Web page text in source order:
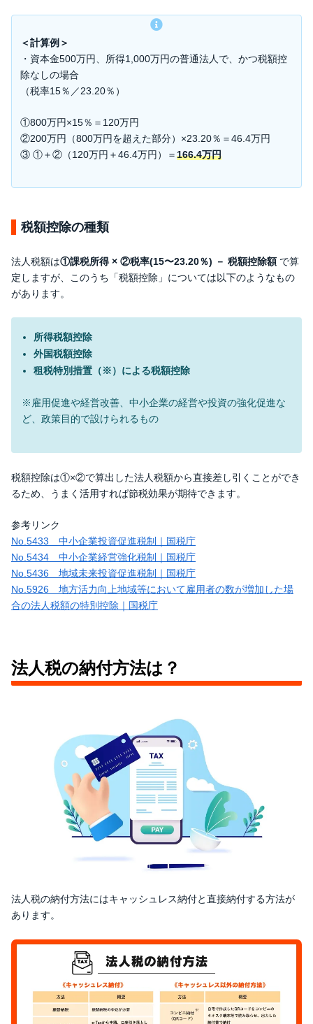
＜計算例＞
・資本金500万円、所得1,000万円の普通法人で、かつ税額控
除なしの場合
（税率15％／23.20％）
①800万円×15％＝120万円
②200万円（800万円を超えた部分）×23.20％＝46.4万円
③ ①＋②（120万円＋46.4万円）＝166.4万円
税額控除の種類
法人税額は①課税所得 × ②税率(15〜23.20％) － 税額控除額で算
定しますが、このうち「税額控除」については以下のようなもの
があります。
所得税額控除
外国税額控除
租税特別措置（※）による税額控除
※雇用促進や経営改善、中小企業の経営や投資の強化促進な
ど、政策目的で設けられるもの
税額控除は①×②で算出した法人税額から直接差し引くことができ
るため、うまく活用すれば節税効果が期待できます。
参考リンク
No.5433 中小企業投資促進税制｜国税庁
No.5434 中小企業経営強化税制｜国税庁
No.5436 地域未来投資促進税制｜国税庁
No.5926 地方活力向上地域等において雇用者の数が増加した場
合の法人税額の特別控除｜国税庁
法人税の納付方法は？
法人税の納付方法にはキャッシュレス納付と直接納付する方法が
あります。